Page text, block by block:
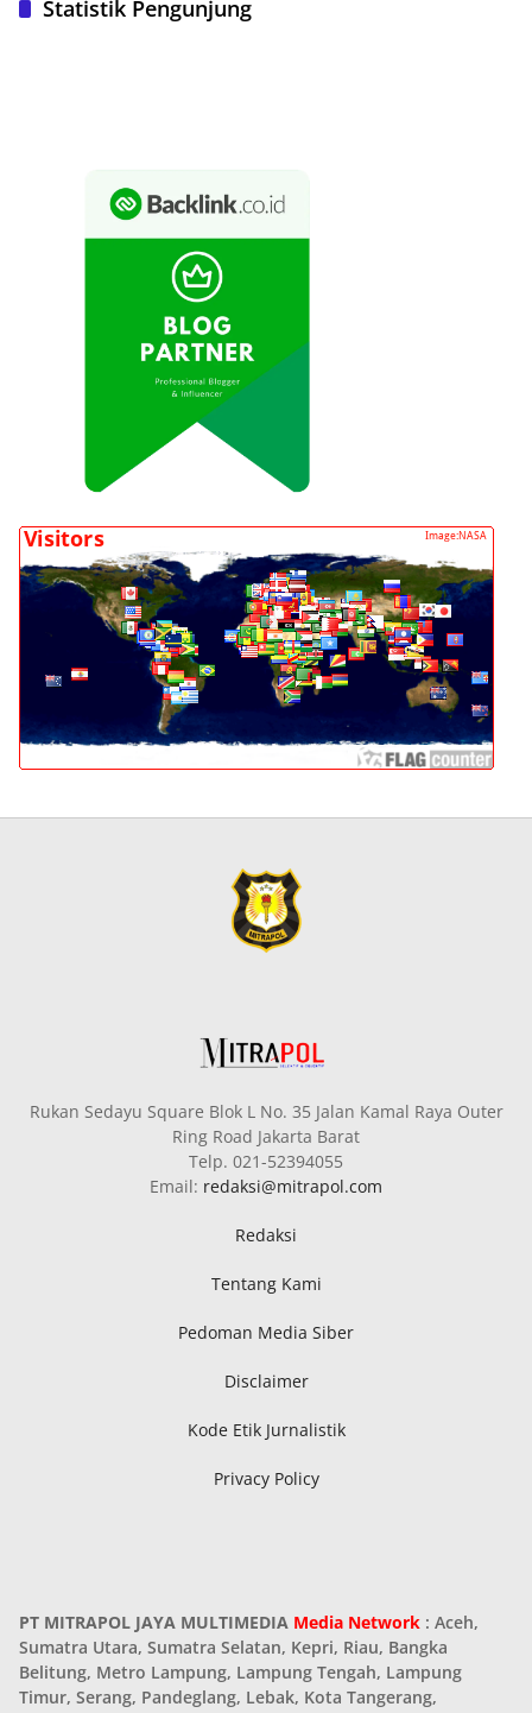
Statistik Pengunjung
Rukan Sedayu Square Blok L No. 35 Jalan Kamal Raya Outer
Ring Road Jakarta Barat
Telp. 021-52394055
Email: redaksi@mitrapol.com
Redaksi
Tentang Kami
Pedoman Media Siber
Disclaimer
Kode Etik Jurnalistik
Privacy Policy
PT MITRAPOL JAYA MULTIMEDIA Media Network : Aceh,
Sumatra Utara, Sumatra Selatan, Kepri, Riau, Bangka
Belitung, Metro Lampung, Lampung Tengah, Lampung
Timur, Serang, Pandeglang, Lebak, Kota Tangerang,